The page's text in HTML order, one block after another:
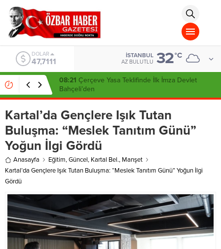
islami
chat
omegla
türk
sohbet
cinsel
sohbet
dini
chat
DOLAR
47,7111
İSTANBUL
AZ BULUTLU 32°C
08:21 Çerçeve Yasa Teklifinde İlk İmza Devlet
Bahçeli’den
Kartal’da Gençlere Işık Tutan
Buluşma: “Meslek Tanıtım Günü”
Yoğun İlgi Gördü
Anasayfa Eğitim,Güncel, Kartal Bel., Manşet
Kartal’da Gençlere Işık Tutan Buluşma: “Meslek Tanıtım Günü” Yoğun İlgi
Gördü